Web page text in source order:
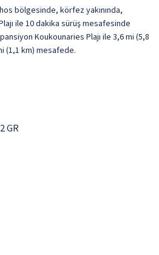
bölgesinde, körfez yakınında,
ile 10 dakika sürüş mesafesinde
Koukounaries Plajı ile 3,6 mi (5,8
(1,1 km) mesafede.
GR